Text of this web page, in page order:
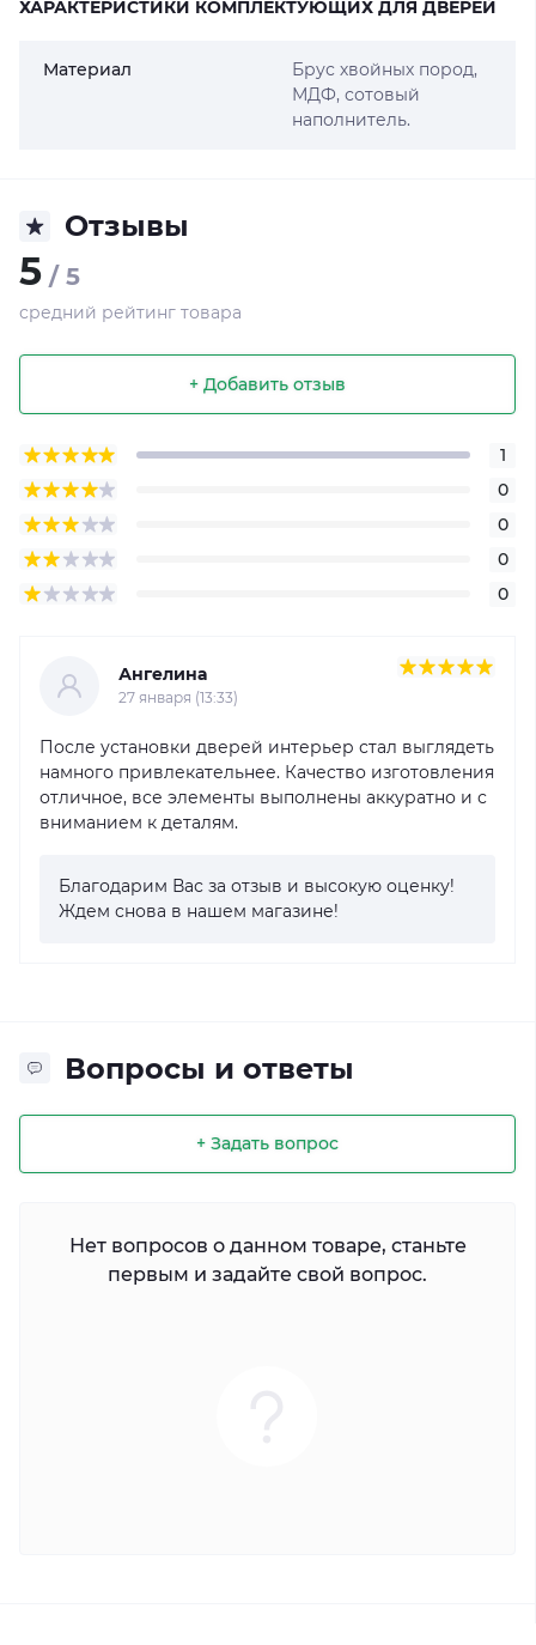
ХАРАКТЕРИСТИКИ КОМПЛЕКТУЮЩИХ ДЛЯ ДВЕРЕЙ
Материал
Брус хвойных пород,
МДФ, сотовый
наполнитель.
Отзывы
5 / 5
средний рейтинг товара
+ Добавить отзыв
1
0
0
0
0
Ангелина
27 января (13:33)
После установки дверей интерьер стал выглядеть
намного привлекательнее. Качество изготовления
отличное, все элементы выполнены аккуратно и с
вниманием к деталям.
Благодарим Вас за отзыв и высокую оценку!
Ждем снова в нашем магазине!
Вопросы и ответы
+ Задать вопрос
Нет вопросов о данном товаре, станьте
первым и задайте свой вопрос.